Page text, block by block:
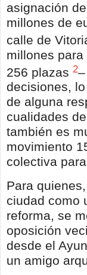
asignación
millones de
calle de
millones
256 plazas 2
decisiones,
de alguna
cualidades
también es
movimiento
colectiva
Para
ciudad como
reforma, se
oposición
desde el
un amigo